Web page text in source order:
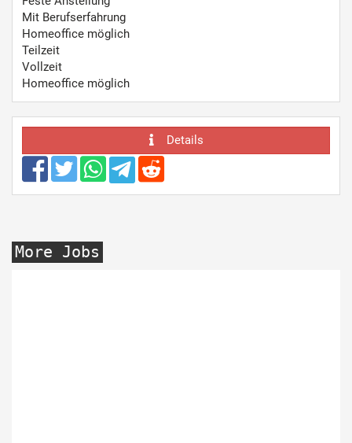
Mit Berufserfahrung
Homeoffice möglich
Teilzeit
Vollzeit
Homeoffice möglich
Details
More Jobs